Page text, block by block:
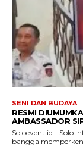
SENI DAN BUDAYA
RESMI
AMBASSADOR
Soloevent.id - Solo
bangga